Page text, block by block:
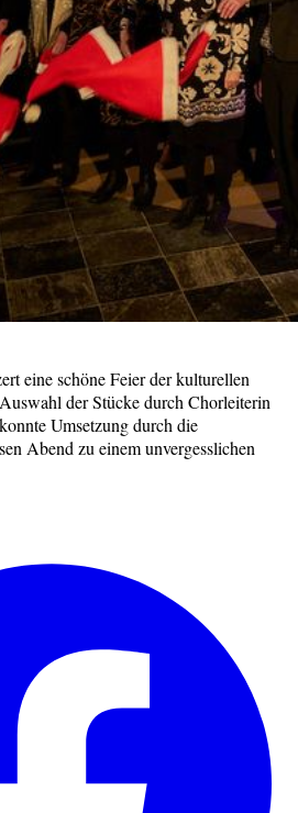
eine schöne Feier der kulturellen
der Stücke durch Chorleiterin
Umsetzung durch die
Abend zu einem unvergesslichen